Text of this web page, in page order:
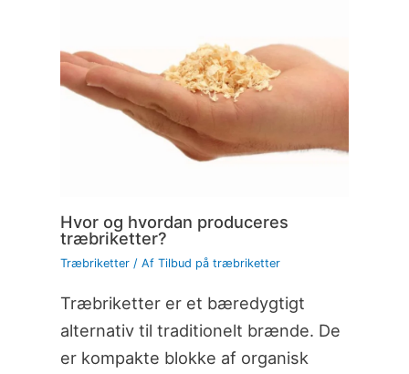
Hvor og hvordan produceres
træbriketter?
Træbriketter/ Af Tilbud på træbriketter
Træbriketter er et bæredygtigt
alternativ til traditionelt brænde. De
er kompakte blokke af organisk